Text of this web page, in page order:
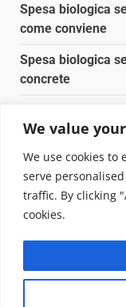
We value
We use cookies to
serve
traffic. By clicking
cookies.
Spesa biologica
come conviene
Spesa biologica
concrete
Pulizia naturale
sostituiscono 10
Copyright ©
Questo blog non
viene
pertanto